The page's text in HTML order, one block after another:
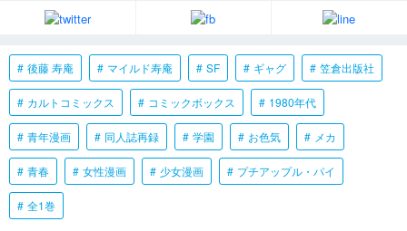
後藤 寿庵 マイルド寿庵 SF ギャグ 笠倉出版社
カルトコミックス コミックボックス 1980年代
青年漫画 同人誌再録 学園 お色気 メカ
青春 女性漫画 少女漫画 プチアップル・パイ
全1巻